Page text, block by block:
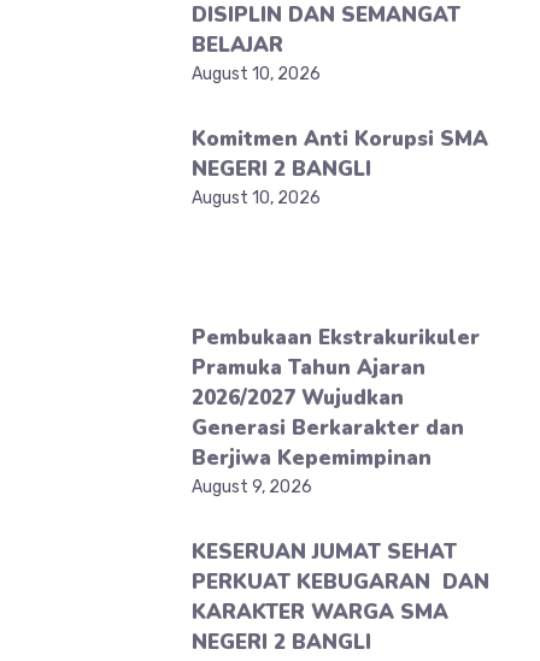
DISIPLIN DAN SEMANGAT
BELAJAR
August 10, 2026
Komitmen Anti Korupsi SMA
NEGERI 2 BANGLI
August 10, 2026
Pembukaan Ekstrakurikuler
Pramuka Tahun Ajaran
2026/2027 Wujudkan
Generasi Berkarakter dan
Berjiwa Kepemimpinan
August 9, 2026
KESERUAN JUMAT SEHAT
PERKUAT KEBUGARAN DAN
KARAKTER WARGA SMA
NEGERI 2 BANGLI